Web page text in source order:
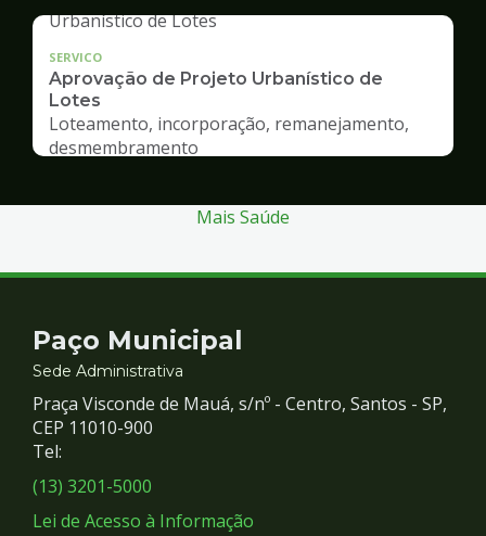
SERVICO
Aprovação de Projeto Urbanístico de
Lotes
Loteamento, incorporação, remanejamento,
desmembramento
Mais Saúde
Contato
e
Redes
Sociais
Paço Municipal
Sede Administrativa
Praça Visconde de Mauá, s/nº - Centro, Santos - SP,
CEP 11010-900
Tel:
(13) 3201-5000
Lei de Acesso à Informação